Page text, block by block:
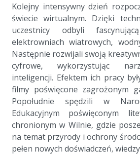
Kolejny intensywny dzień
świecie wirtualnym. Dzięki
uczestnicy odbyli
elektrowniach wiatrowych,
Następnie rozwijali swoją
cyfrowe, wykorzystując
inteligencji. Efektem ich pracy
filmy poświęcone zagrożonym
Popołudnie spędzili w
Edukacyjnym poświęconym
chronionym w Wilnie, gdzie
na temat przyrody i ochrony
pełen nowych doświadczeń,